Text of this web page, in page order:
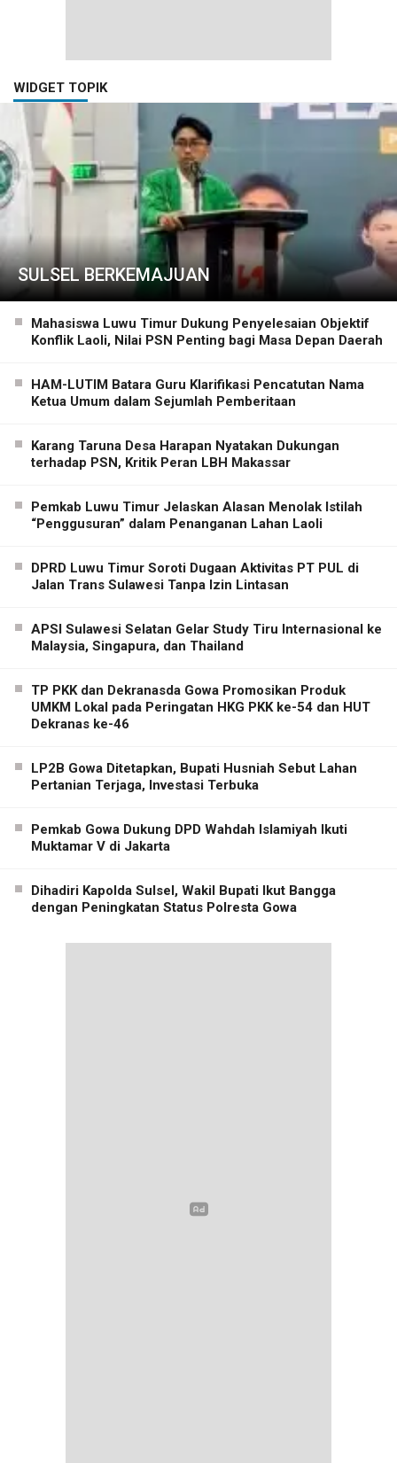
WIDGET TOPIK
SULSEL BERKEMAJUAN
Mahasiswa Luwu Timur Dukung Penyelesaian Objektif
Konflik Laoli, Nilai PSN Penting bagi Masa Depan Daerah
HAM-LUTIM Batara Guru Klarifikasi Pencatutan Nama
Ketua Umum dalam Sejumlah Pemberitaan
Karang Taruna Desa Harapan Nyatakan Dukungan
terhadap PSN, Kritik Peran LBH Makassar
Pemkab Luwu Timur Jelaskan Alasan Menolak Istilah
“Penggusuran” dalam Penanganan Lahan Laoli
DPRD Luwu Timur Soroti Dugaan Aktivitas PT PUL di
Jalan Trans Sulawesi Tanpa Izin Lintasan
APSI Sulawesi Selatan Gelar Study Tiru Internasional ke
Malaysia, Singapura, dan Thailand
TP PKK dan Dekranasda Gowa Promosikan Produk
UMKM Lokal pada Peringatan HKG PKK ke-54 dan HUT
Dekranas ke-46
LP2B Gowa Ditetapkan, Bupati Husniah Sebut Lahan
Pertanian Terjaga, Investasi Terbuka
Pemkab Gowa Dukung DPD Wahdah Islamiyah Ikuti
Muktamar V di Jakarta
Dihadiri Kapolda Sulsel, Wakil Bupati Ikut Bangga
dengan Peningkatan Status Polresta Gowa